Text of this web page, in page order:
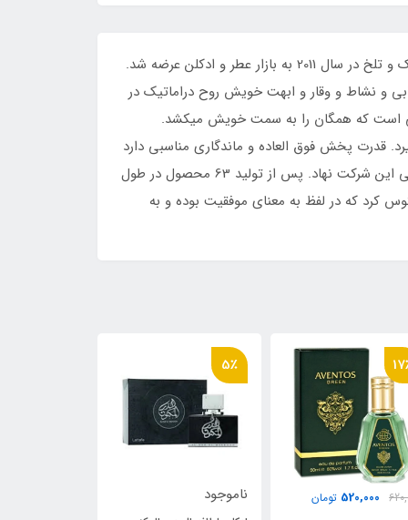
ادکلن افنان سوپرماسی نات اونلی اینتنس رایحه کرید اونتوس است.ادکلن کرید اونتوس مردانه | Creed Aventus با رایحه خنک و تلخ در سال 2011 به بازار عطر و ادکلن عرضه شد.
و نشاط و وقار و ابهت خویش روح دراماتیک در
است که همگان را به سمت خویش میکشد.
قدرت پخش فوق العاده و ماندگاری مناسبی دارد
و مخصوص آقایان جوان و میانسال لوکس پسند است.موسس این شرکت آقای جیمز هنری کرید که در سال 1760 اقدام به برپایی این شرکت نهاد. پس از تولید 63 محصول در طول
عطری تحت عنوان کرید اونتوس کرد که در لفظ به معنای موفقیت بوده و به
5٪
ناموجود
6٪
ناموجود